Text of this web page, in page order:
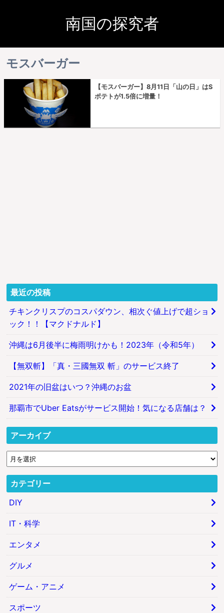
南国の探究者
モスバーガー
【モスバーガー】8月11日「山の日」はS
ポテトが1.5倍に増量！
最近の投稿
チキンクリスプのコスパダウン、相次ぐ値上げで超ショ
ック！！【マクドナルド】
沖縄は6月後半に梅雨明けかも！2023年（令和5年）
【無双斬】「真・三國無双 斬」のサービス終了
2021年の旧盆はいつ？沖縄のお盆
那覇市でUber Eatsがサービス開始！気になる店舗は？
アーカイブ
カテゴリー
DIY
IT・科学
エンタメ
グルメ
ゲーム・アニメ
スポーツ